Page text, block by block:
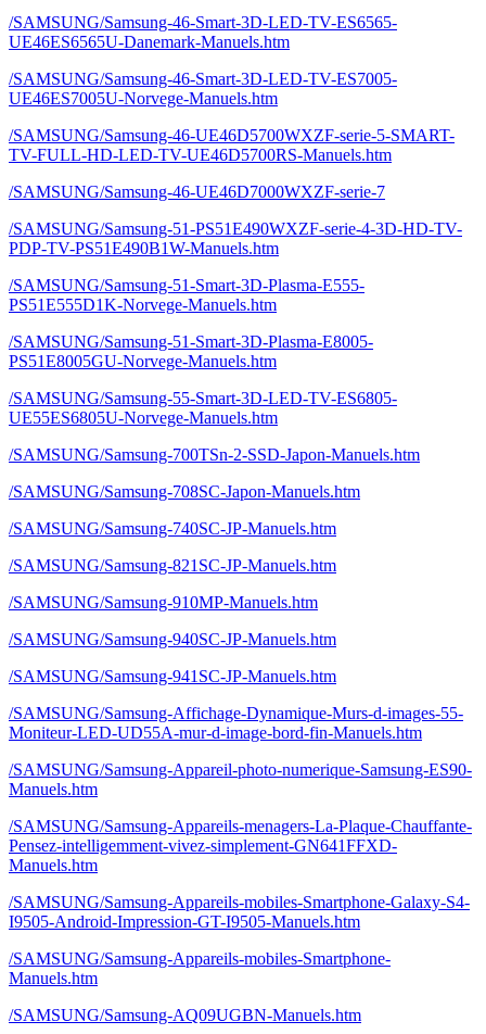
/SAMSUNG/Samsung-46-Smart-3D-LED-TV-ES6565-
UE46ES6565U-Danemark-Manuels.htm
/SAMSUNG/Samsung-46-Smart-3D-LED-TV-ES7005-
UE46ES7005U-Norvege-Manuels.htm
/SAMSUNG/Samsung-46-UE46D5700WXZF-serie-5-SMART-
TV-FULL-HD-LED-TV-UE46D5700RS-Manuels.htm
/SAMSUNG/Samsung-46-UE46D7000WXZF-serie-7
/SAMSUNG/Samsung-51-PS51E490WXZF-serie-4-3D-HD-TV-
PDP-TV-PS51E490B1W-Manuels.htm
/SAMSUNG/Samsung-51-Smart-3D-Plasma-E555-
PS51E555D1K-Norvege-Manuels.htm
/SAMSUNG/Samsung-51-Smart-3D-Plasma-E8005-
PS51E8005GU-Norvege-Manuels.htm
/SAMSUNG/Samsung-55-Smart-3D-LED-TV-ES6805-
UE55ES6805U-Norvege-Manuels.htm
/SAMSUNG/Samsung-700TSn-2-SSD-Japon-Manuels.htm
/SAMSUNG/Samsung-708SC-Japon-Manuels.htm
/SAMSUNG/Samsung-740SC-JP-Manuels.htm
/SAMSUNG/Samsung-821SC-JP-Manuels.htm
/SAMSUNG/Samsung-910MP-Manuels.htm
/SAMSUNG/Samsung-940SC-JP-Manuels.htm
/SAMSUNG/Samsung-941SC-JP-Manuels.htm
/SAMSUNG/Samsung-Affichage-Dynamique-Murs-d-images-55-
Moniteur-LED-UD55A-mur-d-image-bord-fin-Manuels.htm
/SAMSUNG/Samsung-Appareil-photo-numerique-Samsung-ES90-
Manuels.htm
/SAMSUNG/Samsung-Appareils-menagers-La-Plaque-Chauffante-
Pensez-intelligemment-vivez-simplement-GN641FFXD-
Manuels.htm
/SAMSUNG/Samsung-Appareils-mobiles-Smartphone-Galaxy-S4-
I9505-Android-Impression-GT-I9505-Manuels.htm
/SAMSUNG/Samsung-Appareils-mobiles-Smartphone-
Manuels.htm
/SAMSUNG/Samsung-AQ09UGBN-Manuels.htm